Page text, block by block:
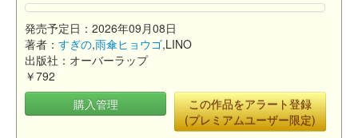
発売予定日：2026年09月08日
著者： すぎの,雨傘ヒョウゴ,LINO
出版社：オーバーラップ
￥792
購入管理
この作品をアラート登録
(プレミアムユーザー限定)